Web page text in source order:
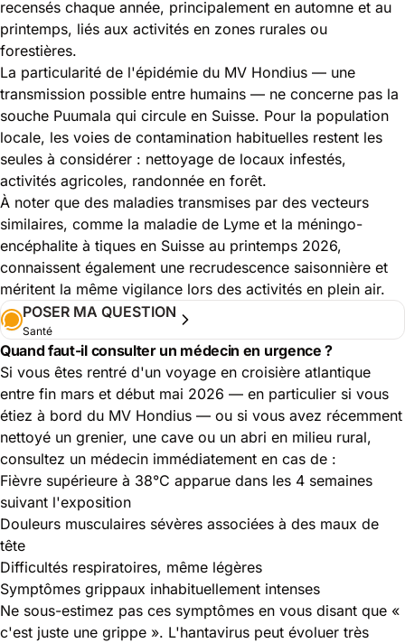
recensés chaque année, principalement en automne et au
printemps, liés aux activités en zones rurales ou
forestières.
La particularité de l'épidémie du MV Hondius — une
transmission possible entre humains — ne concerne pas la
souche Puumala qui circule en Suisse. Pour la population
locale, les voies de contamination habituelles restent les
seules à considérer : nettoyage de locaux infestés,
activités agricoles, randonnée en forêt.
À noter que des maladies transmises par des vecteurs
similaires, comme la maladie de Lyme et la méningo-
encéphalite à tiques en Suisse au printemps 2026,
connaissent également une recrudescence saisonnière et
méritent la même vigilance lors des activités en plein air.
POSER MA QUESTION
Santé
Quand faut-il consulter un médecin en urgence ?
Si vous êtes rentré d'un voyage en croisière atlantique
entre fin mars et début mai 2026 — en particulier si vous
étiez à bord du MV Hondius — ou si vous avez récemment
nettoyé un grenier, une cave ou un abri en milieu rural,
consultez un médecin immédiatement en cas de :
Fièvre supérieure à 38°C apparue dans les 4 semaines
suivant l'exposition
Douleurs musculaires sévères associées à des maux de
tête
Difficultés respiratoires, même légères
Symptômes grippaux inhabituellement intenses
Ne sous-estimez pas ces symptômes en vous disant que «
c'est juste une grippe ». L'hantavirus peut évoluer très